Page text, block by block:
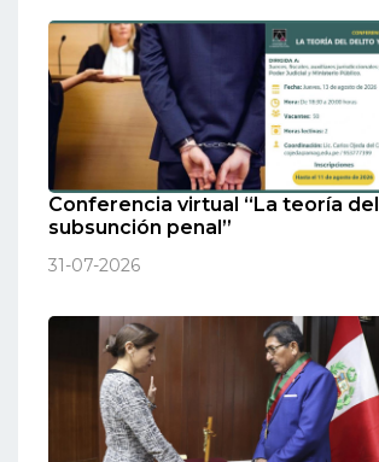
Conferencia virtual “La teoría
subsunción penal”
31-07-2026